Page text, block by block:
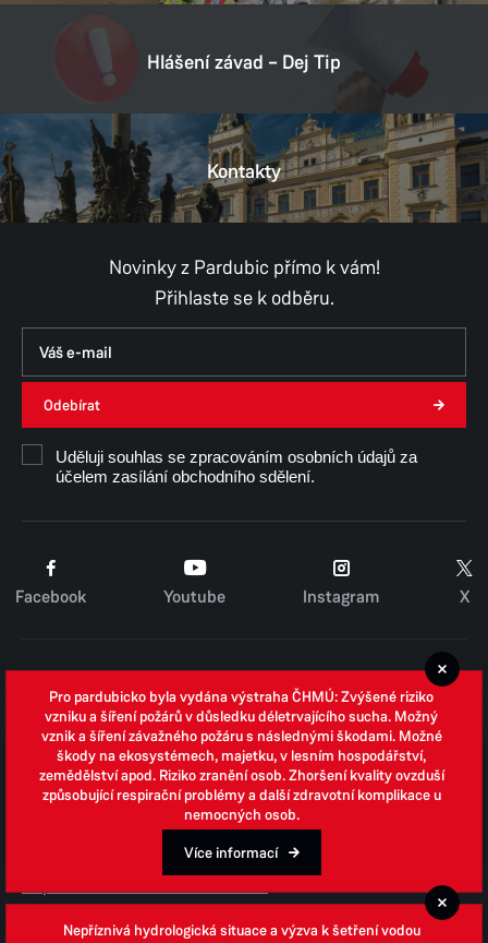
Hlášení závad – Dej Tip
Kontakty
Novinky z Pardubic přímo k vám!
Přihlaste se k odběru.
Odebírat
Uděluji souhlas se zpracováním osobních údajů za
účelem zasílání obchodního sdělení.
Facebook Youtube Instagram X
Zpracování osobních údajů
Whistleblowing
Open data
Povinně zveřejňované informace
Prohlášení o přístupnosti
Odpovědi na žádosti o informace
Jednotné environmentální stanovisko
Pro pardubicko byla vydána výstraha ČHMÚ: Zvýšené riziko
vzniku a šíření požárů v důsledku déletrvajícího sucha. Možný
vznik a šíření závažného požáru s následnými škodami. Možné
škody na ekosystémech, majetku, v lesním hospodářství,
zemědělství apod. Riziko zranění osob. Zhoršení kvality ovzduší
způsobující respirační problémy a další zdravotní komplikace u
nemocných osob.
Více informací
Nepříznivá hydrologická situace a výzva k šetření vodou